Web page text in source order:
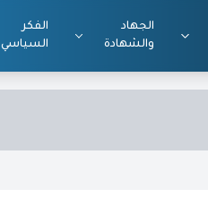
الجهاد
والشهادة
الفكر
السياسي